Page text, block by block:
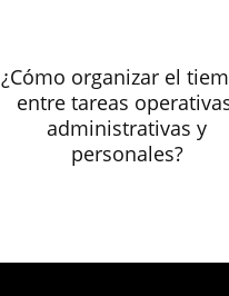
¿Cómo organizar el
entre tareas
administrativas y
personales?